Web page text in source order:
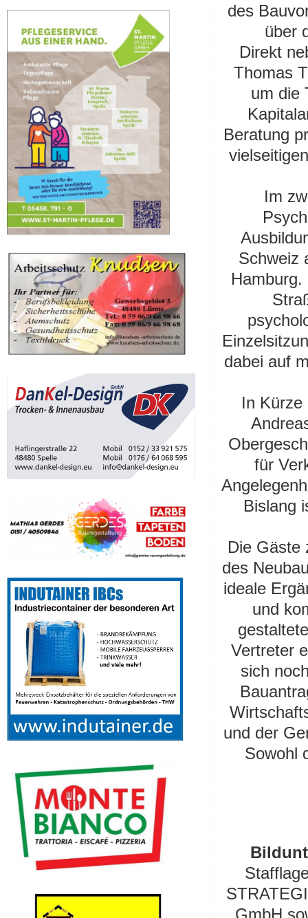
des
über
Direkt
Thomas
um die
Beratung
Im
Schweiz
dabei auf
In Kürze
für
Bislang
Die Gäste
des
ideale
und
Vertreter
sich
und der
Sowohl
GmbH